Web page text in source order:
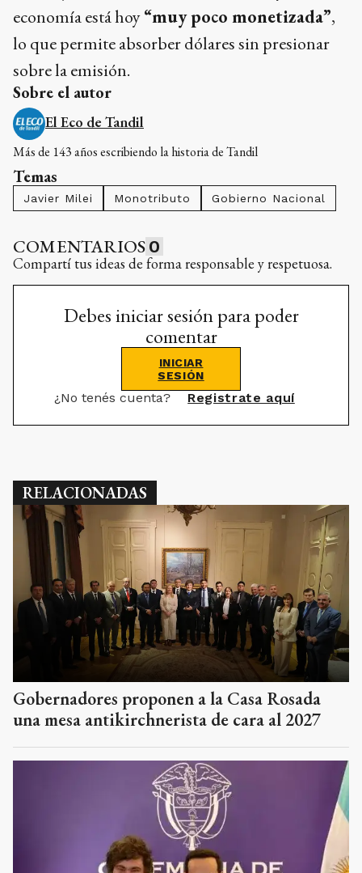
economía está hoy“muy poco monetizada”,
lo que permite absorber dólares sin presionar
sobre la emisión.
Sobre el autor
El Eco de Tandil
Más de 143 años escribiendo la historia de Tandil
Temas
Javier Milei Monotributo Gobierno Nacional
COMENTARIOS 0
Compartí tus ideas de forma responsable y respetuosa.
Debes iniciar sesión para poder
comentar
INICIAR
SESIÓN
¿No tenés cuenta? Registrate aquí
RELACIONADAS
Gobernadores proponen a la Casa Rosada
una mesa antikirchnerista de cara al 2027